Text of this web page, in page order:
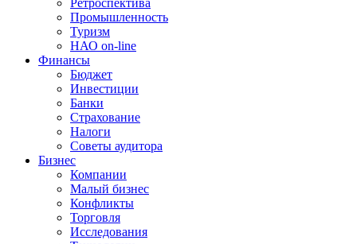
Ретроспектива
Промышленность
Туризм
НАО on-line
Финансы
Бюджет
Инвестиции
Банки
Страхование
Налоги
Советы аудитора
Бизнес
Компании
Малый бизнес
Конфликты
Торговля
Исследования